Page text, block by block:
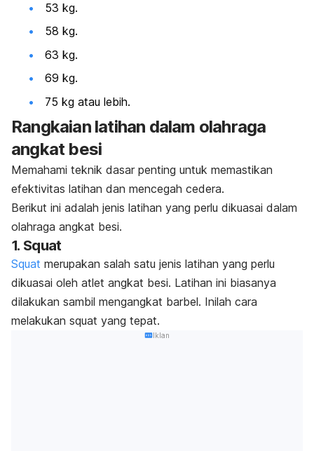
53 kg.
58 kg.
63 kg.
69 kg.
75 kg atau lebih.
Rangkaian latihan dalam olahraga
angkat besi
Memahami teknik dasar penting untuk memastikan
efektivitas latihan dan mencegah cedera.
Berikut ini adalah jenis latihan yang perlu dikuasai dalam
olahraga angkat besi.
1. Squat
Squat merupakan salah satu jenis latihan yang perlu
dikuasai oleh atlet angkat besi. Latihan ini biasanya
dilakukan sambil mengangkat barbel. Inilah cara
melakukan squat yang tepat.
Iklan